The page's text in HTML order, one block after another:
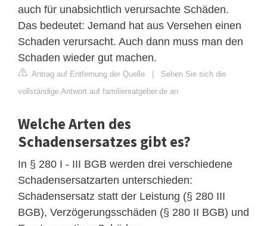
auch für unabsichtlich verursachte Schäden.
Das bedeutet: Jemand hat aus Versehen einen
Schaden verursacht. Auch dann muss man den
Schaden wieder gut machen.
Antrag auf Entfernung der Quelle | Sehen Sie sich die
vollständige Antwort auf familienratgeber.de an
Welche Arten des
Schadensersatzes gibt es?
In § 280 I - III BGB werden drei verschiedene
Schadensersatzarten unterschieden:
Schadensersatz statt der Leistung (§ 280 III
BGB), Verzögerungsschäden (§ 280 II BGB) und